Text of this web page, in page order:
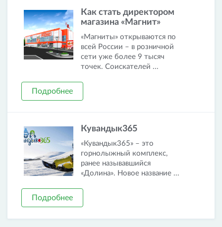
Как стать директором
магазина «Магнит»
«Магниты» открываются по
всей России – в розничной
сети уже более 9 тысяч
точек. Соискателей ...
Подробнее
Кувандык365
«Кувандык365» – это
горнолыжный комплекс,
ранее называвшийся
«Долина». Новое название ...
Подробнее